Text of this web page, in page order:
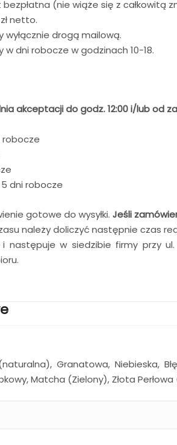
(nie wiąże się z całkowitą
netto.
drogą mailową.
dni robocze w godzinach 10-18.
akceptacji do godz. 12:00 i/lub od
robocze
dni robocze
gotowe do wysyłki. Jeśli
należy doliczyć następnie czas
następuje w siedzibie firmy przy
(naturalna), Granatowa, Niebieska,
Matcha (Zielony), Złota